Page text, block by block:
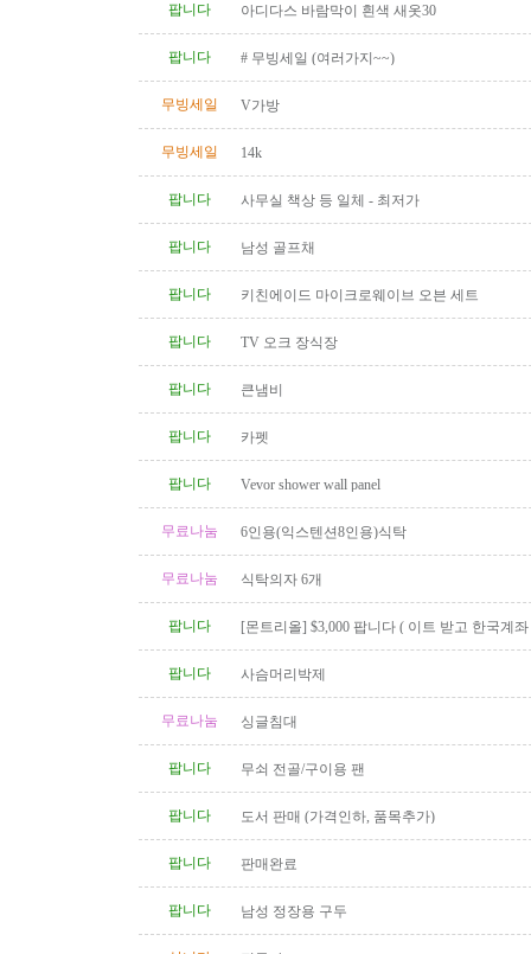
팝니다
아디다스 바람막이 흰색 새옷30
팝니다 # 무빙세일 (여러가지~~)
무빙세일 V가방
무빙세일 14k
팝니다 사무실 책상 등 일체 - 최저가
팝니다 남성 골프채
팝니다 키친에이드 마이크로웨이브 오븐 세트
팝니다 TV 오크 장식장
팝니다 큰냄비
팝니다 카펫
팝니다 Vevor shower wall panel
무료나눔 6인용(익스텐션8인용)식탁
무료나눔 식탁의자 6개
팝니다
[몬트리올] $3,000 팝니다 ( 이트 받고 한국계
팝니다
사슴머리박제
무료나눔 싱글침대
팝니다 무쇠 전골/구이용 팬
팝니다 도서 판매 (가격인하, 품목추가)
팝니다 판매완료
팝니다 남성 정장용 구두